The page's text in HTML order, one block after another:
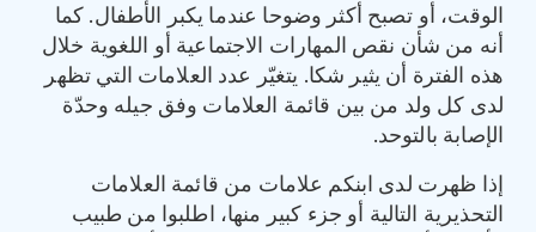
الوقت، أو تصبح أكثر وضوحا عندما يكبر الأطفال. كما
أنه من شأن نقص المهارات الاجتماعية أو اللغوية خلال
هذه الفترة أن يثير شكا. يتغيّر عدد العلامات التي تظهر
لدى كل ولد من بين قائمة العلامات وفق جيله وحدّة
الإصابة بالتوحد.
إذا ظهرت لدى ابنكم علامات من قائمة العلامات
التحذيرية التالية أو جزء كبير منها، اطلبوا من طبيب